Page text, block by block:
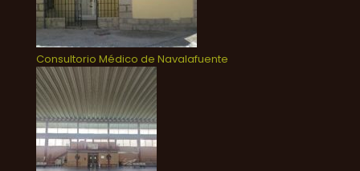
Consultorio Médico de Navalafuente